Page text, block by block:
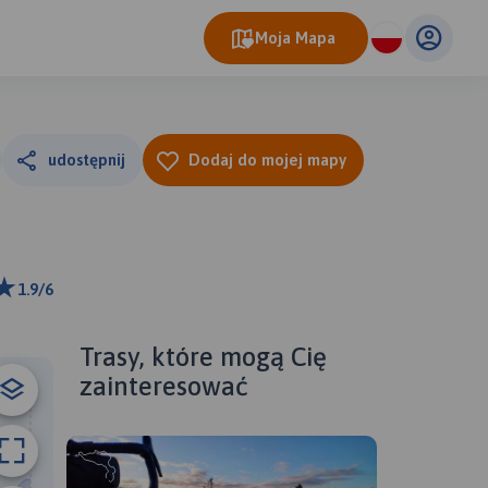
Moja Mapa
udostępnij Dodaj do mojej mapy
1.9/6
Trasy, które mogą Cię
zainteresować